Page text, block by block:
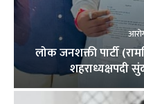
लोक जनशक्ती पार्टी
शहराध्यक्षपदी